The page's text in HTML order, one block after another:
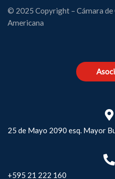
© 2025 Copyright – Cámara
Americana
25 de Mayo 2090 esq. Mayor
+595 21 222 160